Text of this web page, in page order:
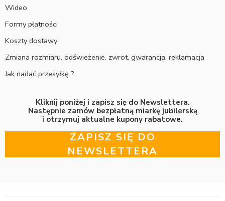
Wideo
Formy płatności
Koszty dostawy
Zmiana rozmiaru, odświeżenie, zwrot, gwarancja, reklamacja
Jak nadać przesyłkę ?
Kliknij poniżej i zapisz się do Newslettera.
Następnie zamów bezpłatną miarkę jubilerską
i otrzymuj aktualne kupony rabatowe.
ZAPISZ SIĘ DO
NEWSLETTERA